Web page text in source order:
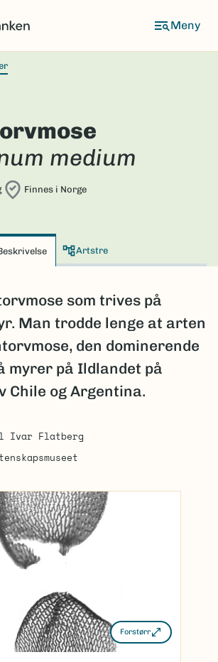
medium
Finnes i Norge
Artstre
som trives på
Man trodde lenge at arten
den dominerende
myrer på Ildlandet på
Chile og Argentina.
Ivar Flatberg
Forstørr